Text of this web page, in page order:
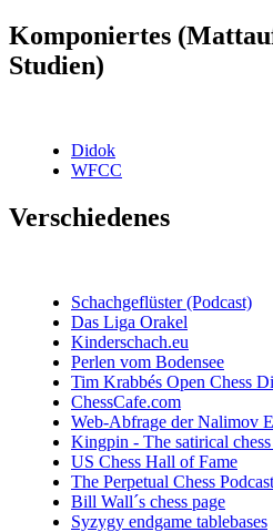
Komponiertes
Studien)
Didok
WFCC
Verschiedenes
Schachgeflüster (Podcast)
Das Liga Orakel
Kinderschach.eu
Perlen vom Bodensee
Tim Krabbés Open Chess
ChessCafe.com
Web-Abfrage der Nalimov
Kingpin - The satirical
US Chess Hall of Fame
The Perpetual Chess Podcast
Bill Wall´s chess page
Syzygy endgame tablebases